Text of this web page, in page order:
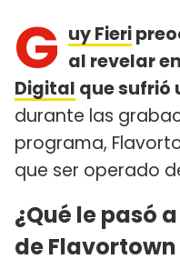
G uy Fieri
al revelar
Digital que sufrió
durante las
programa,
que ser operado
¿Qué le pasó
de